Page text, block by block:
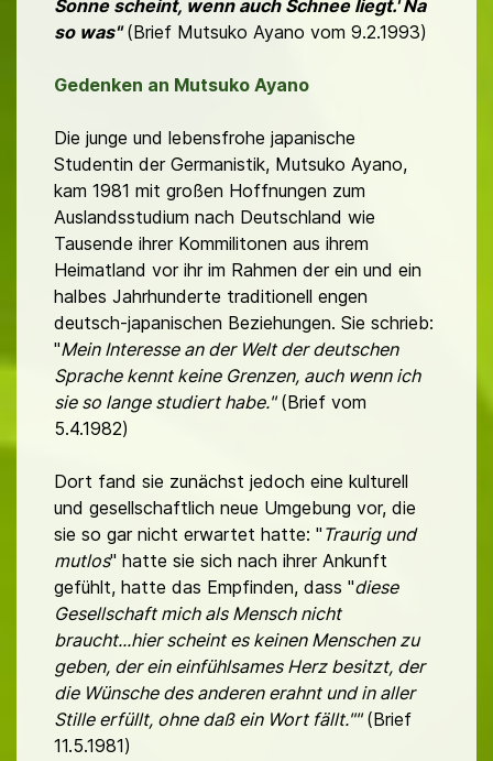
Sonne scheint, wenn auch Schnee liegt.' Na
so was"(Brief Mutsuko Ayano vom 9.2.1993)
Gedenken an Mutsuko Ayano
Die junge und lebensfrohe japanische
Studentin der Germanistik, Mutsuko Ayano,
kam 1981 mit großen Hoffnungen zum
Auslandsstudium nach Deutschland wie
Tausende ihrer Kommilitonen aus ihrem
Heimatland vor ihr im Rahmen der ein und ein
halbes Jahrhunderte traditionell engen
deutsch-japanischen Beziehungen. Sie schrieb:
"Mein Interesse an der Welt der deutschen
Sprache kennt keine Grenzen, auch wenn ich
sie so lange studiert habe."(Brief vom
5.4.1982)
Dort fand sie zunächst jedoch eine kulturell
und gesellschaftlich neue Umgebung vor, die
sie so gar nicht erwartet hatte: " Traurig und
mutlos" hatte sie sich nach ihrer Ankunft
gefühlt, hatte das Empfinden, dass "diese
Gesellschaft mich als Mensch nicht
braucht...hier scheint es keinen Menschen zu
geben, der ein einfühlsames Herz besitzt, der
die Wünsche des anderen erahnt und in aller
Stille erfüllt, ohne daß ein Wort fällt.""(Brief
11.5.1981)